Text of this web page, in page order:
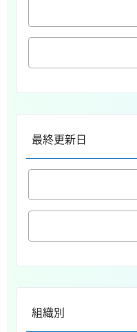
最終更新日
組織別